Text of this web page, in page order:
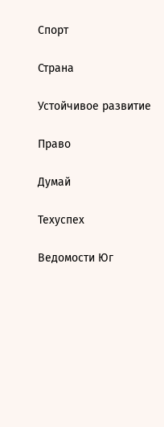
Спорт
Страна
Устойчивое развитие
Право
Думай
Техуспех
Ведомости Юг